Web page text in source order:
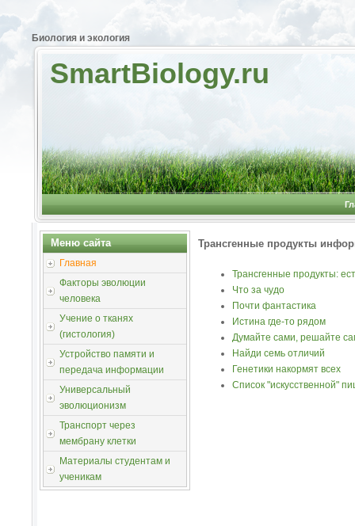
Биология и экология
SmartBiology.ru
Меню сайта
Главная
Факторы эволюции
человека
Учение о тканях
(гистология)
Устройство памяти и
передача информации
Универсальный
эволюционизм
Транспорт через
мембрану клетки
Материалы студентам и
ученикам
Трансгенные продукты
Трансгенные продукты:
Что за чудо
Почти фантастика
Истина где-то рядом
Думайте сами, решайте
Найди семь отличий
Генетики накормят всех
Список "искусственной"